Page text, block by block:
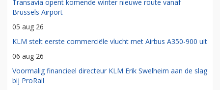
Transavia opent komende winter nieuwe route vanaf
Brussels Airport
05 aug 26
KLM stelt eerste commerciële vlucht met Airbus A350-900 uit
06 aug 26
Voormalig financieel directeur KLM Erik Swelheim aan de slag
bij ProRail